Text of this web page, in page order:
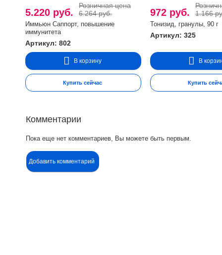
5.220 руб.
Розничная цена
6.264 руб.
Иммьюн Саппорт, повышение
иммунитета
Артикул: 802
В корзину
Купить сейчас
972 руб.
1.166
Тонизид, гранулы, 90 г
Артикул: 325
В
Купить
Комментарии
Пока еще нет комментариев, Вы можете быть первым.
Добавить комментарий